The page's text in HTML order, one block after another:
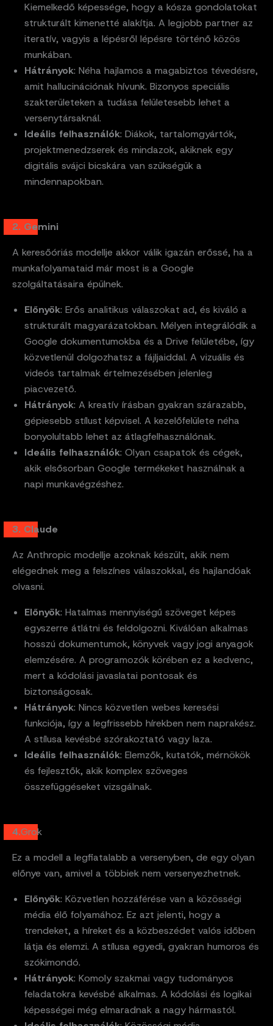
Kiemelkedő képessége, hogy a kósza gondolatokat
strukturált kimenetté alakítja. A legjobb partner az
iteratív, vagyis a lépésről lépésre történő közös
munkában.
Hátrányok: Néha hajlamos a magabiztos tévedésre,
amit hallucinációnak hívunk. Bizonyos speciális
szakterületeken a tudása felületesebb lehet a
versenytársaknál.
Ideális felhasználók: Diákok, tartalomgyártók,
projektmenedzserek és mindazok, akiknek egy
digitális svájci bicskára van szükségük a
mindennapokban.
2. Gemini
A keresőóriás modellje akkor válik igazán erőssé, ha a
munkafolyamataid már most is a Google
szolgáltatásaira épülnek.
Előnyök: Erős analitikus válaszokat ad, és kiváló a
strukturált magyarázatokban. Mélyen integrálódik a
Google dokumentumokba és a Drive felületébe, így
közvetlenül dolgozhatsz a fájljaiddal. A vizuális és
videós tartalmak értelmezésében jelenleg
piacvezető.
Hátrányok: A kreatív írásban gyakran szárazabb,
gépiesebb stílust képvisel. A kezelőfelülete néha
bonyolultabb lehet az átlagfelhasználónak.
Ideális felhasználók: Olyan csapatok és cégek,
akik elsősorban Google termékeket használnak a
napi munkavégzéshez.
3. Claude
Az Anthropic modellje azoknak készült, akik nem
elégednek meg a felszínes válaszokkal, és hajlandóak
olvasni.
Előnyök: Hatalmas mennyiségű szöveget képes
egyszerre átlátni és feldolgozni. Kiválóan alkalmas
hosszú dokumentumok, könyvek vagy jogi anyagok
elemzésére. A programozók körében ez a kedvenc,
mert a kódolási javaslatai pontosak és
biztonságosak.
Hátrányok: Nincs közvetlen webes keresési
funkciója, így a legfrissebb hírekben nem naprakész.
A stílusa kevésbé szórakoztató vagy laza.
Ideális felhasználók: Elemzők, kutatók, mérnökök
és fejlesztők, akik komplex szöveges
összefüggéseket vizsgálnak.
4.Grok
Ez a modell a legfiatalabb a versenyben, de egy olyan
előnye van, amivel a többiek nem versenyezhetnek.
Előnyök: Közvetlen hozzáférése van a közösségi
média élő folyamához. Ez azt jelenti, hogy a
trendeket, a híreket és a közbeszédet valós időben
látja és elemzi. A stílusa egyedi, gyakran humoros és
szókimondó.
Hátrányok: Komoly szakmai vagy tudományos
feladatokra kevésbé alkalmas. A kódolási és logikai
képességei még elmaradnak a nagy hármastól.